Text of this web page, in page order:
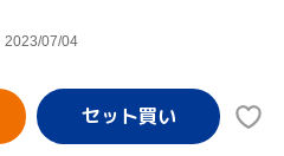
2023/07/04